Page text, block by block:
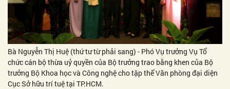
Bà Nguyễn Thị Huệ (thứ tư từ phải sang) - Phó Vụ trưởng Vụ Tổ
chức cán bộ thừa uỷ quyền của Bộ trưởng trao bằng khen của Bộ
trưởng Bộ Khoa học và Công nghệ cho tập thể Văn phòng đại diện
Cục Sở hữu trí tuệ tại TP.HCM.